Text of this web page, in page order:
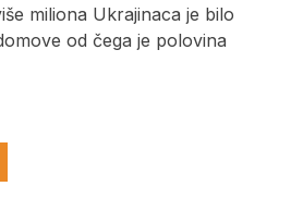
miliona Ukrajinaca je bilo
od čega je polovina